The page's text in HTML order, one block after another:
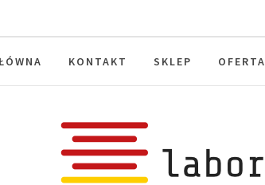
KONTAKT SKLEP OFERTA
Laboratoryjnie.pl